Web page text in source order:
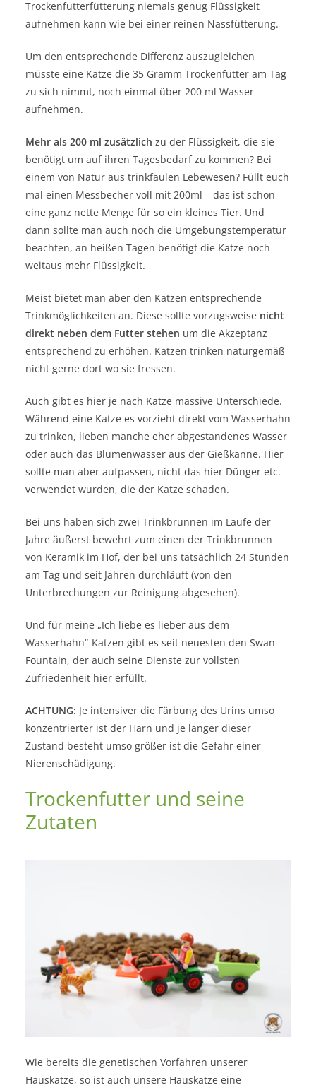
Trockenfutterfütterung niemals genug Flüssigkeit
aufnehmen kann wie bei einer reinen Nassfütterung.
Um den entsprechende Differenz auszugleichen
müsste eine Katze die 35 Gramm Trockenfutter am Tag
zu sich nimmt, noch einmal über 200 ml Wasser
aufnehmen.
Mehr als 200 ml zusätzlich zu der Flüssigkeit, die sie
benötigt um auf ihren Tagesbedarf zu kommen? Bei
einem von Natur aus trinkfaulen Lebewesen? Füllt euch
mal einen Messbecher voll mit 200ml – das ist schon
eine ganz nette Menge für so ein kleines Tier. Und
dann sollte man auch noch die Umgebungstemperatur
beachten, an heißen Tagen benötigt die Katze noch
weitaus mehr Flüssigkeit.
Meist bietet man aber den Katzen entsprechende
Trinkmöglichkeiten an. Diese sollte vorzugsweise nicht
direkt neben dem Futter stehen um die Akzeptanz
entsprechend zu erhöhen. Katzen trinken naturgemäß
nicht gerne dort wo sie fressen.
Auch gibt es hier je nach Katze massive Unterschiede.
Während eine Katze es vorzieht direkt vom Wasserhahn
zu trinken, lieben manche eher abgestandenes Wasser
oder auch das Blumenwasser aus der Gießkanne. Hier
sollte man aber aufpassen, nicht das hier Dünger etc.
verwendet wurden, die der Katze schaden.
Bei uns haben sich zwei Trinkbrunnen im Laufe der
Jahre äußerst bewehrt zum einen der Trinkbrunnen
von Keramik im Hof, der bei uns tatsächlich 24 Stunden
am Tag und seit Jahren durchläuft (von den
Unterbrechungen zur Reinigung abgesehen).
Und für meine „Ich liebe es lieber aus dem
Wasserhahn“-Katzen gibt es seit neuesten den Swan
Fountain, der auch seine Dienste zur vollsten
Zufriedenheit hier erfüllt.
ACHTUNG: Je intensiver die Färbung des Urins umso
konzentrierter ist der Harn und je länger dieser
Zustand besteht umso größer ist die Gefahr einer
Nierenschädigung.
Trockenfutter und seine
Zutaten
Wie bereits die genetischen Vorfahren unserer
Hauskatze, so ist auch unsere Hauskatze eine